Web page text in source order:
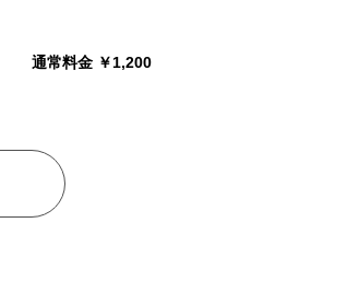
通常料金 ￥1,200